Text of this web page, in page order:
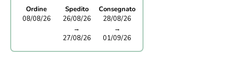
Ordine
08/08/26
Spedito
26/08/26
→
27/08/26
Consegnato
28/08/26
→
01/09/26